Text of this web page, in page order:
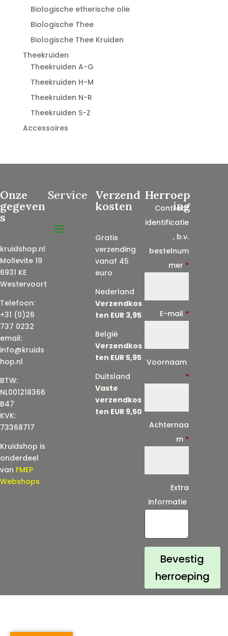
Biologische etherische olie
Biologische Thee
Biologische Thee Kruiden
Theekruiden
Theekruiden A-G
Theekruiden H-M
Theekruiden N-R
Theekruiden S-Z
Accessoires
Onze
gegeven
s
kruidshop.nl
Mollevite 19
6931 KE
Westervoort
Telefoon:
+31 (0)26
737 0232
email:
info@kruids
hop.nl
BTW:
NL001218366
B47
KVK:
73368717
Kruidshop is
onderdeel
van FMEP
Webshops
Service Verzend
kosten
Gratis
verzending
vanaf 45
euro
Nederland
Verzendkos
ten EUR 3,95
België
Verzendkos
ten EUR 5,95
Duitsland
Vaste
verzendkos
ten EUR 9,50
Herroep
ing
Contract
identificatie
, b.v.
bestelnum
mer *
E-mail *
l
)
*
Voornaam
*
Achternaa
m *
Extra
informatie
Bevestig
herroeping